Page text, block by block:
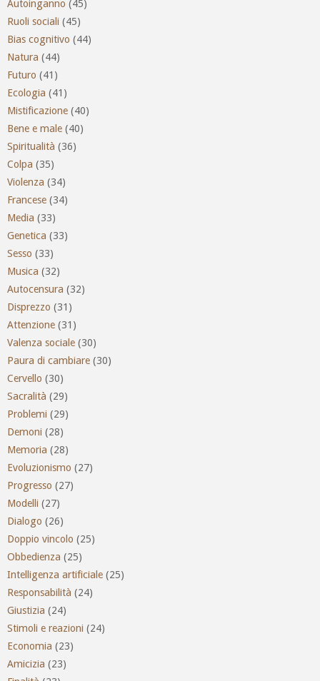
Autoinganno (45)
Ruoli sociali (45)
Bias cognitivo (44)
Natura (44)
Futuro (41)
Ecologia (41)
Mistificazione (40)
Bene e male (40)
Spiritualità (36)
Colpa (35)
Violenza (34)
Francese (34)
Media (33)
Genetica (33)
Sesso (33)
Musica (32)
Autocensura (32)
Disprezzo (31)
Attenzione (31)
Valenza sociale (30)
Paura di cambiare (30)
Cervello (30)
Sacralità (29)
Problemi (29)
Demoni (28)
Memoria (28)
Evoluzionismo (27)
Progresso (27)
Modelli (27)
Dialogo (26)
Doppio vincolo (25)
Obbedienza (25)
Intelligenza artificiale (25)
Responsabilità (24)
Giustizia (24)
Stimoli e reazioni (24)
Economia (23)
Amicizia (23)